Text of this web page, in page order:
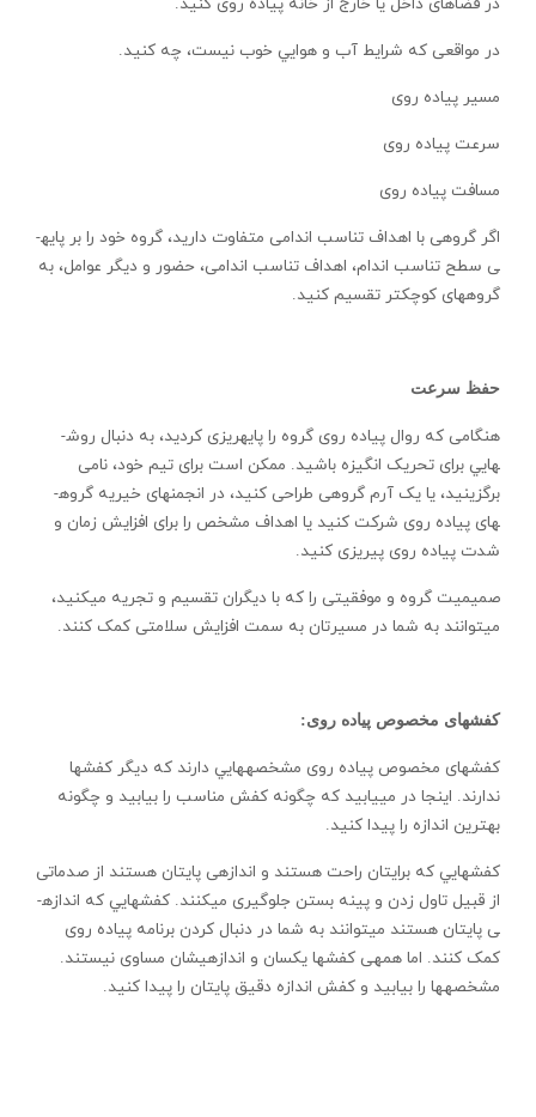
در مواقعی که شرايط آب و هوايي خوب نيست، چه کنيد.
مسير پياده روی
سرعت پياده روی
مسافت پياده روی
اگر گروهی با اهداف تناسب اندامی متفاوت داريد، گروه خود را بر پايه­
ی سطح تناسب اندام، اهداف تناسب اندامی، حضور و ديگر عوامل، به
گروه­های کوچکتر تقسيم کنيد.
حفظ سرعت
هنگامی که روال پياده روی گروه را پايه­ريزی کرديد، به دنبال روش­
هايي برای تحريک انگيزه باشيد. ممکن است برای تيم خود، نامی
برگزينيد، يا يک آرم گروهی طراحی کنيد، در انجمن­های خيريه گروه­
های پياده روی شرکت کنيد يا اهداف مشخص را برای افزايش زمان و
شدت پياده روی پی­ريزی کنيد.
صميميت گروه و موفقيتی را که با ديگران تقسيم و تجريه می­کنيد،
می­توانند به شما در مسيرتان به سمت افزايش سلامتی کمک کنند.
کفش­های مخصوص پياده روی:
کفش­های مخصوص پياده روی مشخصه­هايي دارند که ديگر کفش­ها
ندارند. اينجا در می­يابيد که چگونه کفش مناسب را بيابيد و چگونه
بهترين اندازه را پيدا کنيد.
کفش­هايي که برايتان راحت هستند و اندازه­ی پايتان هستند از صدماتی
از قبيل تاول زدن و پينه بستن جلوگيری می­کنند. کفش­هايي که اندازه­
ی پايتان هستند می­توانند به شما در دنبال کردن برنامه پياده روی
کمک کنند. اما همه­ی کفش­ها يکسان و اندازه­يشان مساوی نيستند.
مشخصه­ها را بيابيد و کفش اندازه دقيق پايتان را پيدا کنيد.